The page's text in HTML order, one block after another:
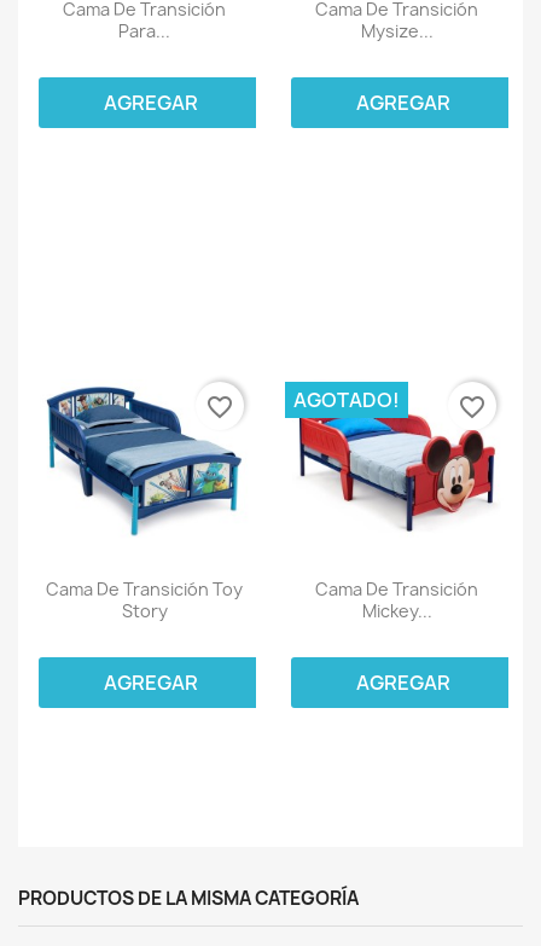
Cama De Transición
Para...
AGREGAR
Cama De Transición
Mysize...
AGREGAR
Cama De Transición Toy
Story
AGREGAR
favorite_border
Cama De Transición
Mickey...
AGOTADO!
AGREGAR
favorite_border
PRODUCTOS DE LA MISMA CATEGORÍA